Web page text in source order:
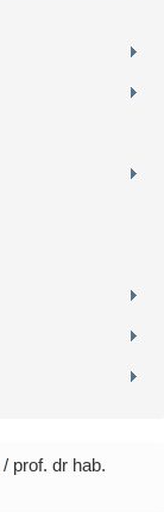
/ prof. dr hab.